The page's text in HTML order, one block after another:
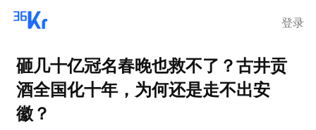
登录
砸几十亿冠名春晚也救不了？古井贡
酒全国化十年，为何还是走不出安
徽？